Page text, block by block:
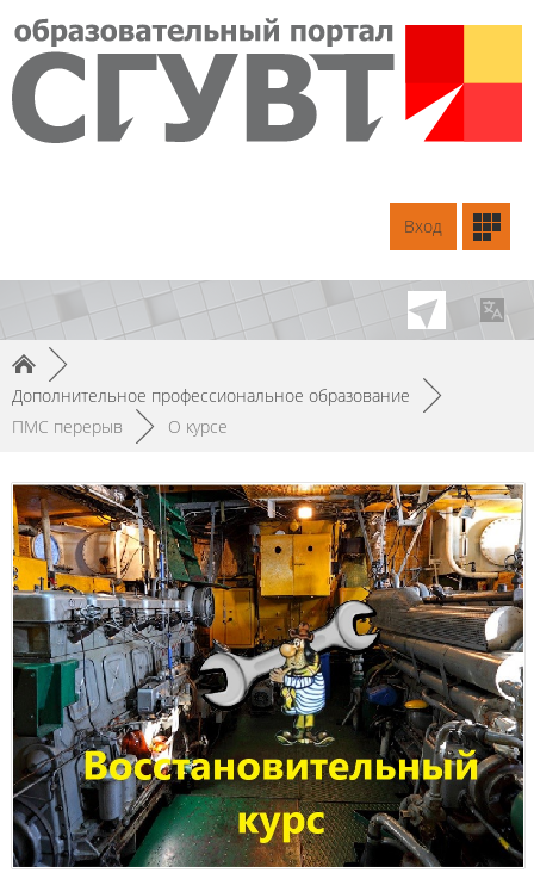
Вход
►
Дополнительное профессиональное образование
►
ПМС перерыв
► О курсе